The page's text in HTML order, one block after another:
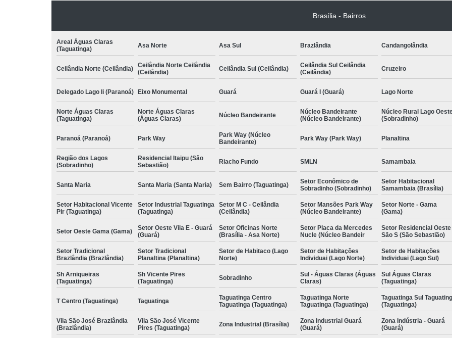
Brasília - Bairros
Areal Águas Claras
(Taguatinga)
Asa Norte Asa Sul Brazlândia Candangolândia
Ceilândia Norte (Ceilândia)
Ceilândia Norte Ceilândia
(Ceilândia)
Ceilândia Sul (Ceilândia)
Ceilândia Sul Ceilândia
(Ceilândia)
Cruzeiro
Delegado Lago Ii (Paranoá) Eixo Monumental Guará Guará I (Guará) Lago Norte
Norte Águas Claras
(Taguatinga)
Norte Águas Claras
(Águas Claras)
Núcleo Bandeirante
Núcleo Bandeirante
(Núcleo Bandeirante)
Núcleo Rural Lago
(Sobradinho)
Paranoá (Paranoá) Park Way
Park Way (Núcleo
Bandeirante)
Park Way (Park Way) Planaltina
Região dos Lagos
(Sobradinho)
Residencial Itaipu (São
Sebastião)
Riacho Fundo SMLN Samambaia
Santa Maria Santa Maria (Santa Maria) Sem Bairro (Taguatinga)
Setor Econômico de
Sobradinho (Sobradinho)
Setor Habitacional
Samambaia (Brasília)
Setor Habitacional Vicente
Pir (Taguatinga)
Setor Industrial Taguatinga
(Taguatinga)
Setor M C - Ceilândia
(Ceilândia)
Setor Mansões Park Way
(Núcleo Bandeirante)
Setor Norte - Gama
(Gama)
Setor Oeste Gama (Gama)
Setor Oeste Vila E - Guará
(Guará)
Setor Oficinas Norte
(Brasília - Asa Norte)
Setor Placa da Mercedes
Nucle (Núcleo Bandeir
Setor Residencial Oeste
São S (São Sebastião)
Setor Tradicional
Brazlândia (Brazlândia)
Setor Tradicional
Planaltina (Planaltina)
Setor de Habitaco (Lago
Norte)
Setor de Habitações
Individuai (Lago Norte)
Setor de Habitações
Individuai (Lago Sul)
Sh Arniqueiras
(Taguatinga)
Sh Vicente Pires
(Taguatinga)
Sobradinho
Sul - Águas Claras (Águas
Claras)
Sul Águas Claras
(Taguatinga)
T Centro (Taguatinga) Taguatinga
Taguatinga Centro
Taguatinga (Taguatinga)
Taguatinga Norte
Taguatinga (Taguatinga)
Taguatinga Sul
(Taguatinga)
Vila São José Brazlândia
(Brazlândia)
Vila São José Vicente
Pires (Taguatinga)
Zona Industrial (Brasília)
Zona Industrial Guará
(Guará)
Zona Indústria - Guará
(Guará)